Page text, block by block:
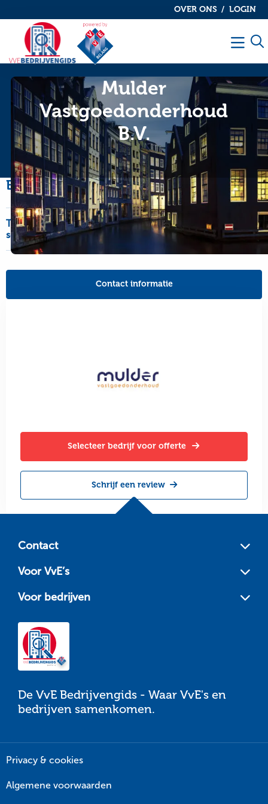
OVER ONS LOGIN
De
VvE
bedrijvengidsbedrijvengids
Mulder
Vastgoedonderhoud
B.V.
Bedrijfsinformatie
Type
service
OnderhoudNL Garantie, schilderwerk-glaswerk
en onderhoudswerk
Contact informatie
Selecteer bedrijf voor offerte
Schrijf een review
De VvE Bedrijvengids - Waar VvE's en
bedrijven samenkomen.
Voor bedrijven
Voor VvE’s
Contact
Privacy & cookies
Algemene voorwaarden